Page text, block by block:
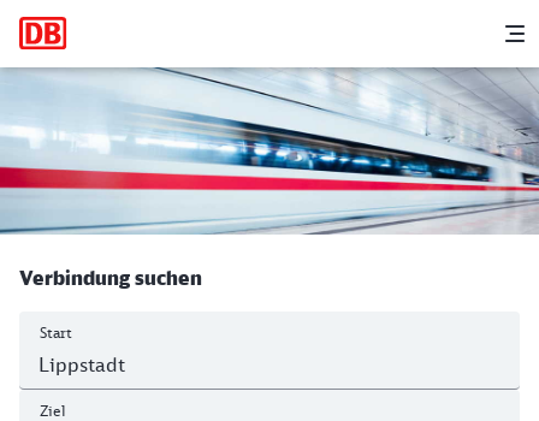
Hauptnavigation
Lippstadt - Wesel
Verbindung suchen
Start
Ziel